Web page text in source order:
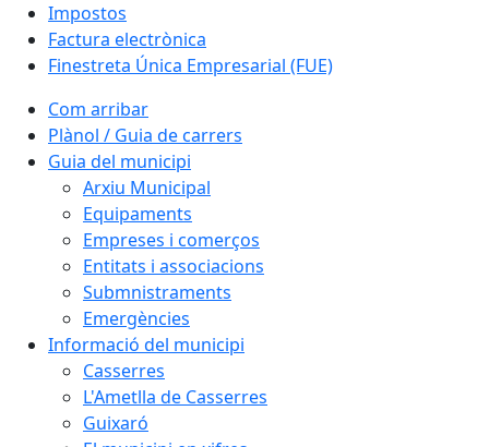
Impostos
Factura electrònica
Finestreta Única Empresarial (FUE)
Com arribar
Plànol / Guia de carrers
Guia del municipi
Arxiu Municipal
Equipaments
Empreses i comerços
Entitats i associacions
Submnistraments
Emergències
Informació del municipi
Casserres
L'Ametlla de Casserres
Guixaró